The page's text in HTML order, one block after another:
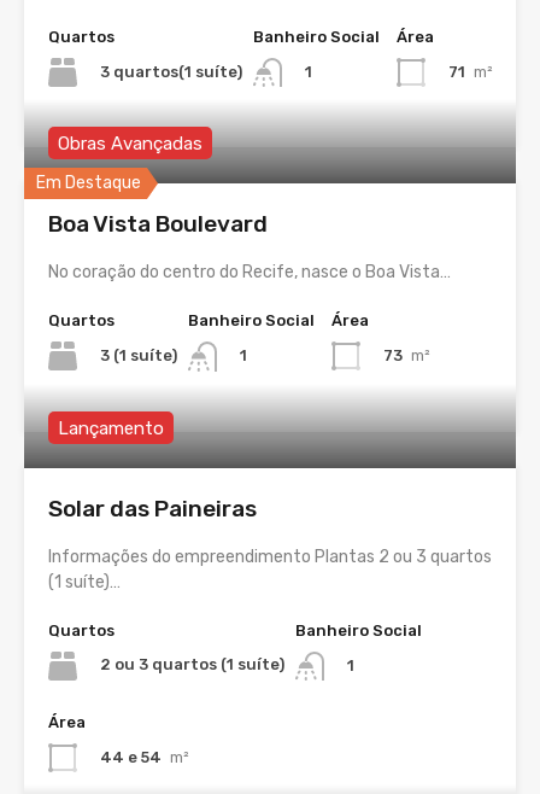
Quartos
3 quartos(1 suíte)
Banheiro Social
1
Área
71 m²
Em Destaque
Obras Avançadas
Boa Vista Boulevard
No coração do centro do Recife, nasce o Boa Vista…
Quartos
3 (1 suíte)
Banheiro Social
1
Área
73 m²
Lançamento
Solar das Paineiras
Informações do empreendimento Plantas 2 ou 3 quartos
(1 suíte)…
Quartos
2 ou 3 quartos (1 suíte)
Banheiro Social
1
Área
44 e 54 m²